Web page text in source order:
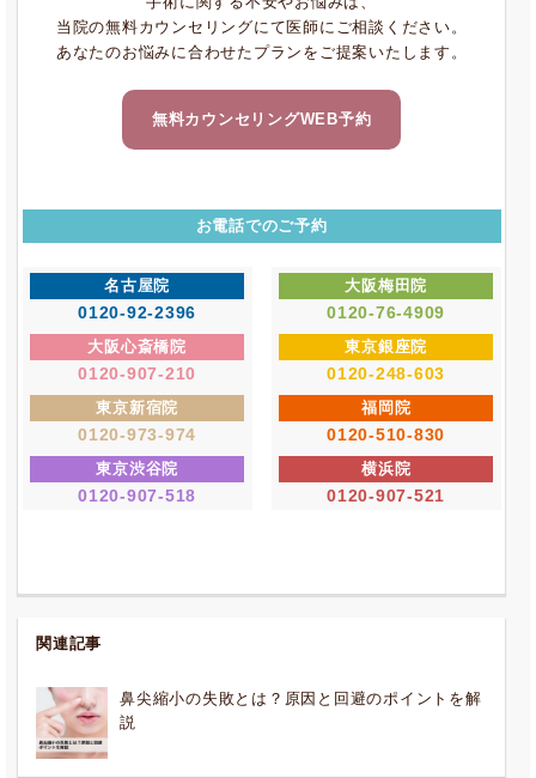
当院の無料カウンセリングにて医師にご相談ください。
あなたのお悩みに合わせたプランをご提案いたします。
無料カウンセリングWEB予約
お電話でのご予約
名古屋院
0120-92-2396
大阪梅田院
0120-76-4909
大阪心斎橋院
0120-907-210
東京銀座院
0120-248-603
東京新宿院
0120-973-974
福岡院
0120-510-830
東京渋谷院
0120-907-518
横浜院
0120-907-521
関連記事
鼻尖縮小の失敗とは？原因と回避のポイントを解
説